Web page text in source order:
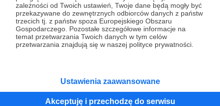
zależności od Twoich ustawień, Twoje dane będą mogły być
przekazywane do zewnętrznych odbiorców danych z państw
trzecich tj. z państw spoza Europejskiego Obszaru
Gospodarczego. Pozostałe szczegółowe informacje na
temat przetwarzania Twoich danych w tym celów
przetwarzania znajdują się w naszej polityce prywatności.
Ustawienia zaawansowane
Akceptuję i przechodzę do serwisu
Brak komentarzy...
Dodatkowe produkty
Pomoc